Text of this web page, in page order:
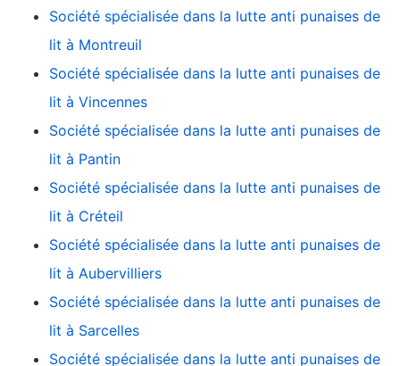
Société spécialisée dans la lutte anti punaises de
lit à Montreuil
Société spécialisée dans la lutte anti punaises de
lit à Vincennes
Société spécialisée dans la lutte anti punaises de
lit à Pantin
Société spécialisée dans la lutte anti punaises de
lit à Créteil
Société spécialisée dans la lutte anti punaises de
lit à Aubervilliers
Société spécialisée dans la lutte anti punaises de
lit à Sarcelles
Société spécialisée dans la lutte anti punaises de